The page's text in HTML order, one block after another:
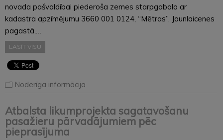
novada pašvaldībai piederoša zemes starpgabala ar
kadastra apzīmējumu 3660 001 0124, “Mētras”, Jaunlaicenes
pagastā,…
LASĪT VISU
Noderīga informācija
Atbalsta likumprojekta sagatavošanu
pasažieru pārvadājumiem pēc
pieprasījuma